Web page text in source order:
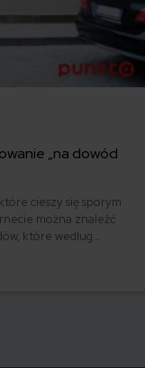
„na dowód
cieszy się sporym
można znaleźć
które według
na to przepisy? Jak